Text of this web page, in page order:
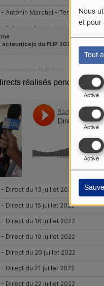
Nous
et pour
Tout
Activé
Activé
Activé
acteur(ice)s du FLIP 2022
réalisés pendant le